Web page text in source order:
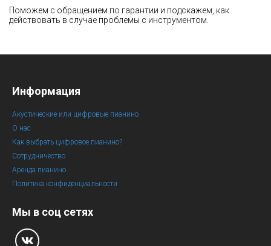
Поможем с обращением по гарантии и подскажем, как
действовать в случае проблемы с инструментом.
Информация
Акустические или цифровые пианино
О нас
Как выбрать цифровое пианино?
Сотрудничество
Аренда пианино
Политика конфиденциальности
Мы в соц сетях